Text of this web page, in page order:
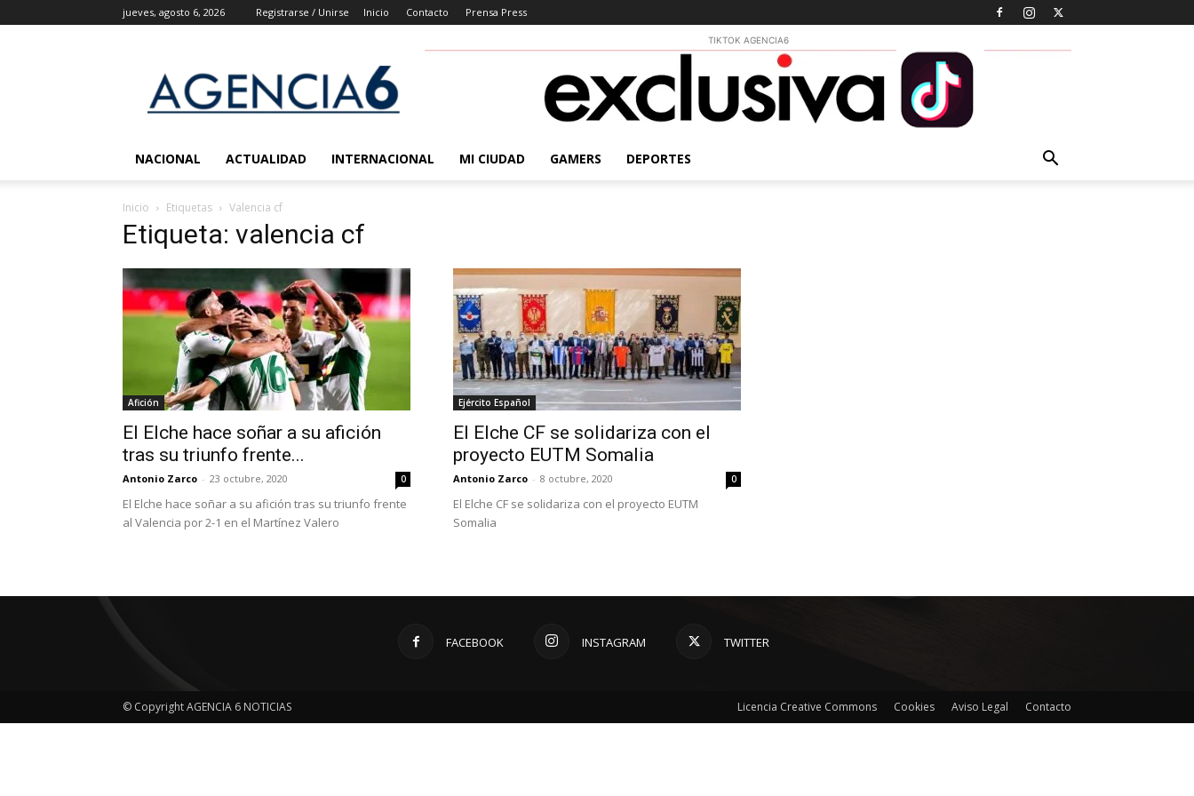
jueves, agosto 6, 2026 Registrarse / Unirse Inicio Contacto Prensa Press
6
Noticias
TIKTOK AGENCIA6
NACIONAL ACTUALIDAD INTERNACIONAL MI CIUDAD GAMERS DEPORTES
Inicio Etiquetas Valencia cf
Etiqueta: valencia cf
Afición
El Elche hace soñar a su afición
tras su triunfo frente...
Antonio Zarco - 23 octubre, 2020 0
El Elche hace soñar a su afición tras su triunfo frente
al Valencia por 2-1 en el Martínez Valero
Ejército Español
El Elche CF se solidariza con el
proyecto EUTM Somalia
Antonio Zarco - 8 octubre, 2020 0
El Elche CF se solidariza con el proyecto EUTM
Somalia
FACEBOOK INSTAGRAM TWITTER
Licencia Creative Commons Cookies Aviso Legal Contacto
© Copyright AGENCIA 6 NOTICIAS